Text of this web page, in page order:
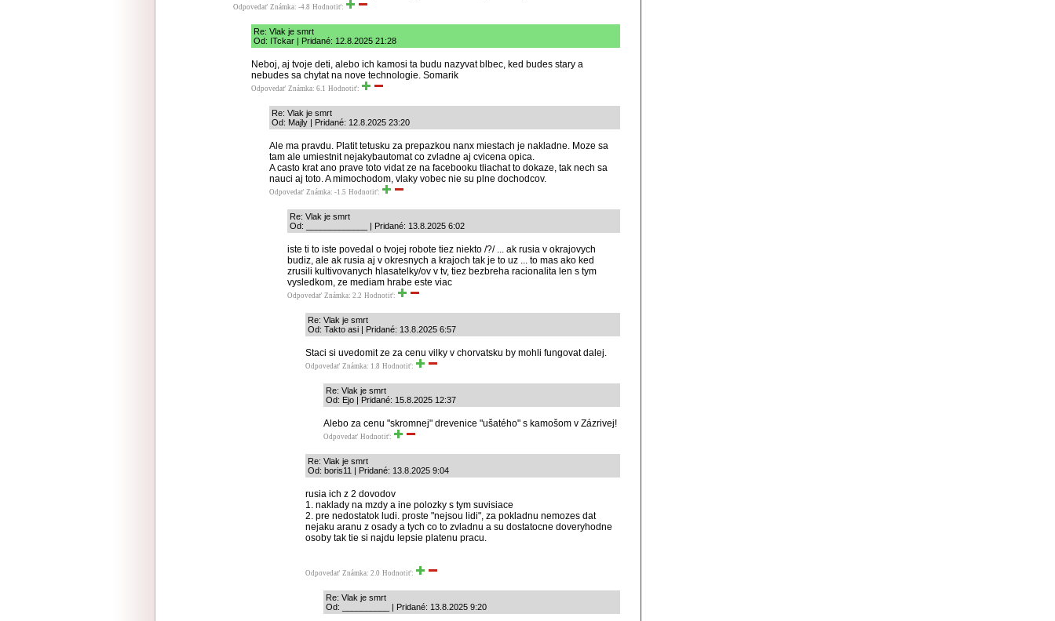
Odpovedať Známka: -4.8 Hodnotiť:
Re: Vlak je smrt
Od: ITckar | Pridané: 12.8.2025 21:28
Neboj, aj tvoje deti, alebo ich kamosi ta budu nazyvat blbec, ked budes stary a
nebudes sa chytat na nove technologie. Somarik
Odpovedať Známka: 6.1 Hodnotiť:
Re: Vlak je smrt
Od: Majly | Pridané: 12.8.2025 23:20
Ale ma pravdu. Platit tetusku za prepazkou nanx miestach je nakladne. Moze sa
tam ale umiestnit nejakybautomat co zvladne aj cvicena opica.
A casto krat ano prave toto vidat ze na facebooku tliachat to dokaze, tak nech sa
nauci aj toto. A mimochodom, vlaky vobec nie su plne dochodcov.
Odpovedať Známka: -1.5 Hodnotiť:
Re: Vlak je smrt
Od: _____________ | Pridané: 13.8.2025 6:02
iste ti to iste povedal o tvojej robote tiez niekto /?/ ... ak rusia v okrajovych
budiz, ale ak rusia aj v okresnych a krajoch tak je to uz ... to mas ako ked
zrusili kultivovanych hlasatelky/ov v tv, tiez bezbreha racionalita len s tym
vysledkom, ze mediam hrabe este viac
Odpovedať Známka: 2.2 Hodnotiť:
Re: Vlak je smrt
Od: Takto asi | Pridané: 13.8.2025 6:57
Staci si uvedomit ze za cenu vilky v chorvatsku by mohli fungovat dalej.
Odpovedať Známka: 1.8 Hodnotiť:
Re: Vlak je smrt
Od: Ejo | Pridané: 15.8.2025 12:37
Alebo za cenu "skromnej" drevenice "ušatého" s kamošom v Zázrivej!
Odpovedať Hodnotiť:
Re: Vlak je smrt
Od: boris11 | Pridané: 13.8.2025 9:04
rusia ich z 2 dovodov
1. naklady na mzdy a ine polozky s tym suvisiace
2. pre nedostatok ludi. proste "nejsou lidi", za pokladnu nemozes dat
nejaku aranu z osady a tych co to zvladnu a su dostatocne doveryhodne
osoby tak tie si najdu lepsie platenu pracu.
Odpovedať Známka: 2.0 Hodnotiť:
Re: Vlak je smrt
Od: __________ | Pridané: 13.8.2025 9:20